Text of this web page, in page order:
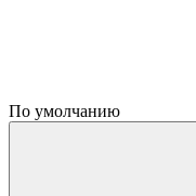
По умолчанию